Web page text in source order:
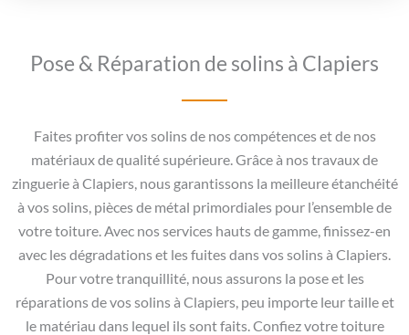
Pose & Réparation de solins à Clapiers
Faites profiter vos solins de nos compétences et de nos
matériaux de qualité supérieure. Grâce à nos travaux de
zinguerie à Clapiers, nous garantissons la meilleure étanchéité
à vos solins, pièces de métal primordiales pour l’ensemble de
votre toiture. Avec nos services hauts de gamme, finissez-en
avec les dégradations et les fuites dans vos solins à Clapiers.
Pour votre tranquillité, nous assurons la pose et les
réparations de vos solins à Clapiers, peu importe leur taille et
le matériau dans lequel ils sont faits. Confiez votre toiture